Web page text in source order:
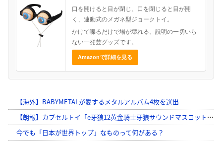
口を開けると目が閉じ、口を閉じると目が開
く、連動式のメガネ型ジョークトイ。
かけて喋るだけで場が壊れる、説明の一切いら
ない一発芸グッズです。
Amazonで詳細を見る